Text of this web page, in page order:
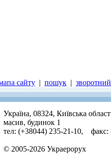
сайту | пошук |
Україна, 08324, Київська
масив, будинок 1
тел: (+38044) 235-21-10, факс:
© 2005-2026 Украерорух